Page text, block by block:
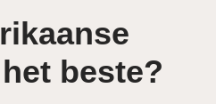
beste?